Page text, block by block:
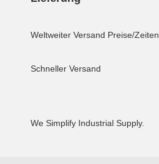
Weltweiter Versand Preise/Zeiten
Schneller Versand
We Simplify Industrial Supply.